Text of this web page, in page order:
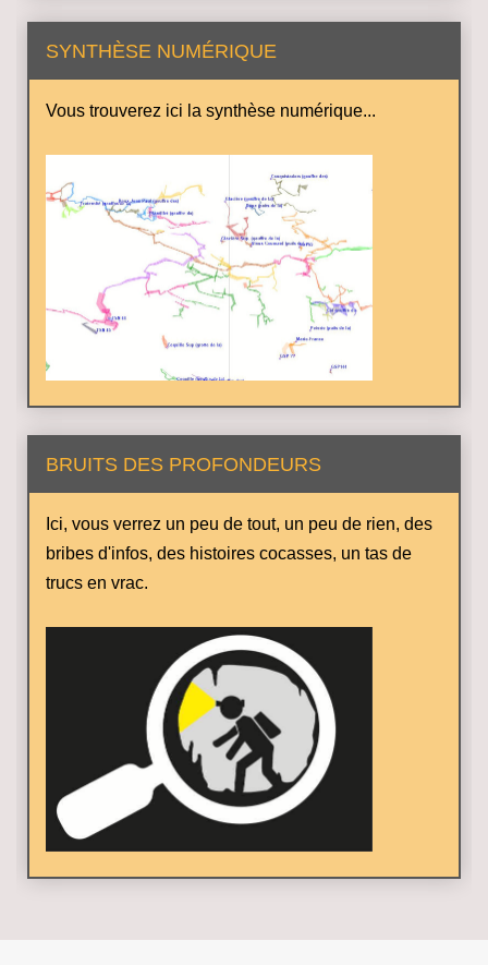
SYNTHÈSE NUMÉRIQUE
Vous trouverez ici la synthèse numérique...
BRUITS DES PROFONDEURS
Ici, vous verrez un peu de tout, un peu de rien, des
bribes d'infos, des histoires cocasses, un tas de
trucs en vrac.